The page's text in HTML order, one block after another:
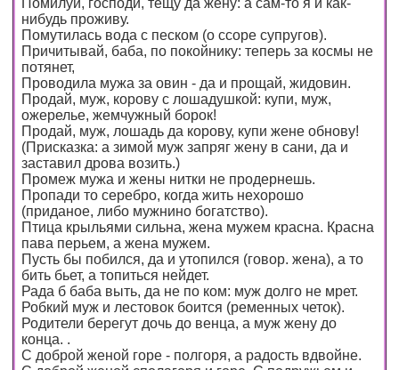
Помилуй, господи, тещу да жену: а сам-то я и как-
нибудь проживу.
Помутилась вода с песком (о ссоре супругов).
Причитывай, баба, по покойнику: теперь за космы не
потянет,
Проводила мужа за овин - да и прощай, жидовин.
Продай, муж, корову с лошадушкой: купи, муж,
ожерелье, жемчужный борок!
Продай, муж, лошадь да корову, купи жене обнову!
(Присказка: а зимой муж запряг жену в сани, да и
заставил дрова возить.)
Промеж мужа и жены нитки не продернешь.
Пропади то серебро, когда жить нехорошо
(приданое, либо мужнино богатство).
Птица крыльями сильна, жена мужем красна. Красна
пава перьем, а жена мужем.
Пусть бы побился, да и утопился (говор. жена), а то
бить бьет, а топиться нейдет.
Рада б баба выть, да не по ком: муж долго не мрет.
Робкий муж и лестовок боится (ременных четок).
Родители берегут дочь до венца, а муж жену до
конца. .
С доброй женой горе - полгоря, а радость вдвойне.